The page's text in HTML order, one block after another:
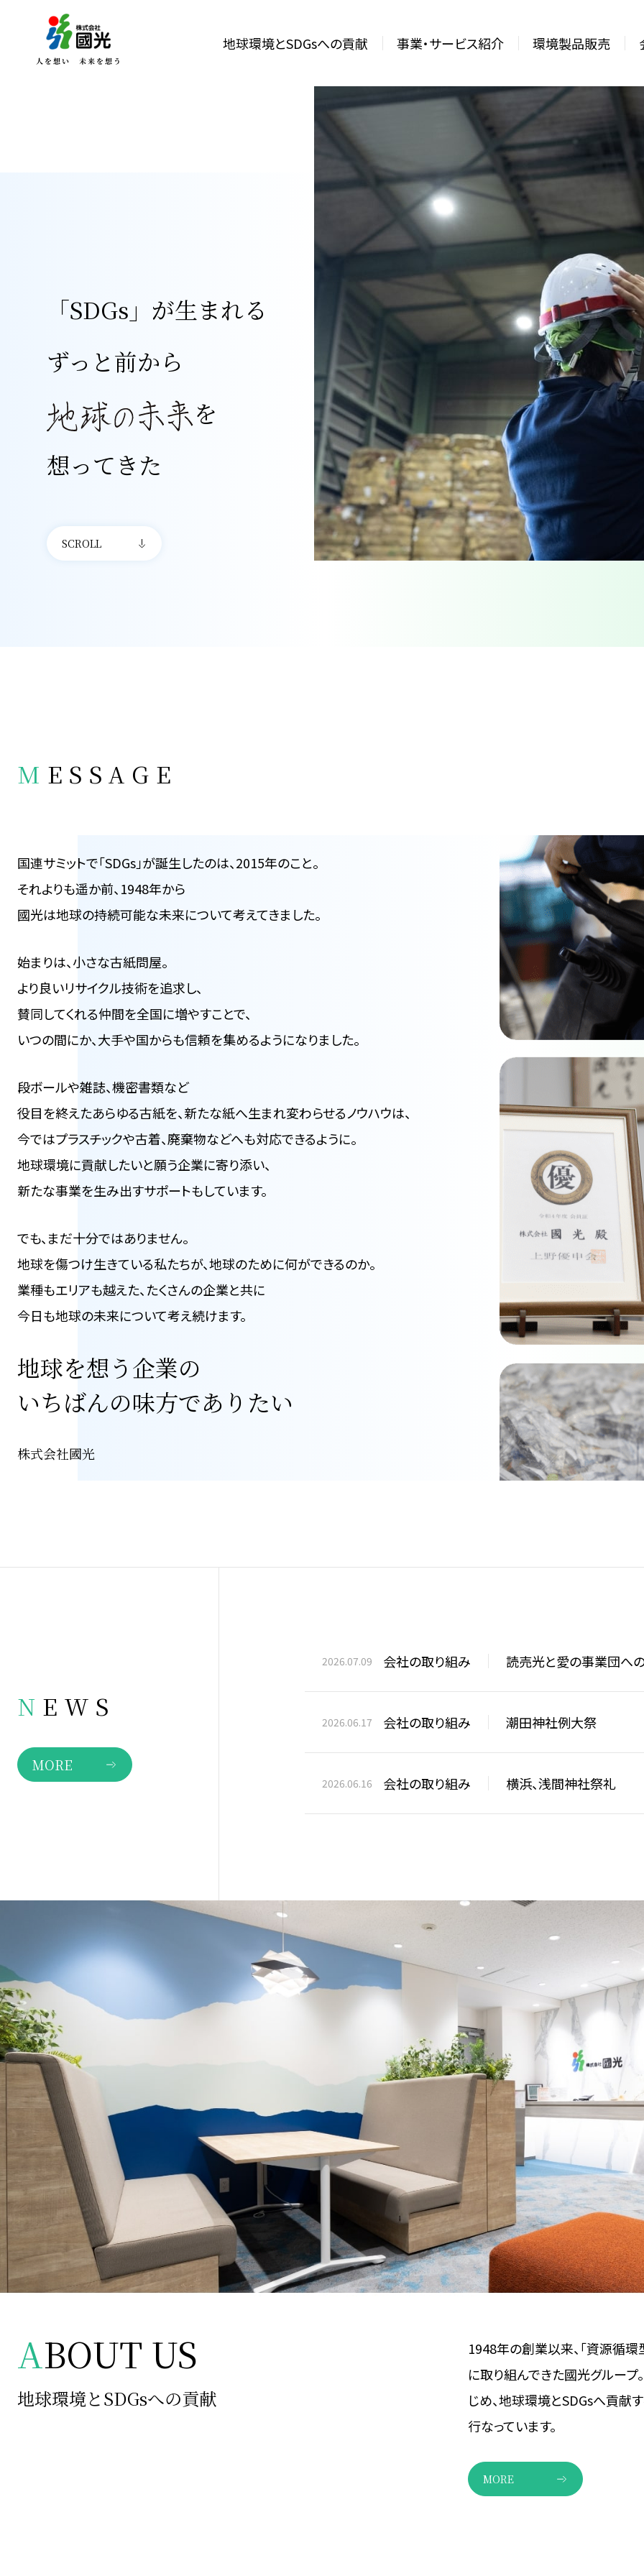
地球環境とSDGsへの貢献 事業・サービス紹介 環境製品販売
「SDGs」が生まれる
ずっと前から
を
想ってきた
SCROLL
M ESSAGE
国連サミットで「SDGs」が誕生したのは、2015年のこと。
それよりも遥か前、1948年から
國光は地球の持続可能な未来について考えてきました。
始まりは、小さな古紙問屋。
より良いリサイクル技術を追求し、
賛同してくれる仲間を全国に増やすことで、
いつの間にか、大手や国からも信頼を集めるようになりました。
段ボールや雑誌、機密書類など
役目を終えたあらゆる古紙を、新たな紙へ生まれ変わらせるノウハウは、
今ではプラスチックや古着、廃棄物などへも対応できるように。
地球環境に貢献したいと願う企業に寄り添い、
新たな事業を生み出すサポートもしています。
でも、まだ十分ではありません。
地球を傷つけ生きている私たちが、地球のために何ができるのか。
業種もエリアも越えた、 たくさんの企業と共に
今日も地球の未来について考え続けます。
地球を想う企業の
いちばんの味方でありたい
株式会社國光
N EWS
MORE
2026.07.09 会社の取り組み 読売光と愛の事業団へ
2026.06.17 会社の取り組み 潮田神社例大祭
2026.06.16 会社の取り組み 横浜、浅間神社祭礼
ABOUT US
地球環境とSDGsへの貢献
1948年の創業以来、「資源循
に取り組んできた國光グループ
じめ、地球環境とSDGsへ貢献
行なっています。
MORE